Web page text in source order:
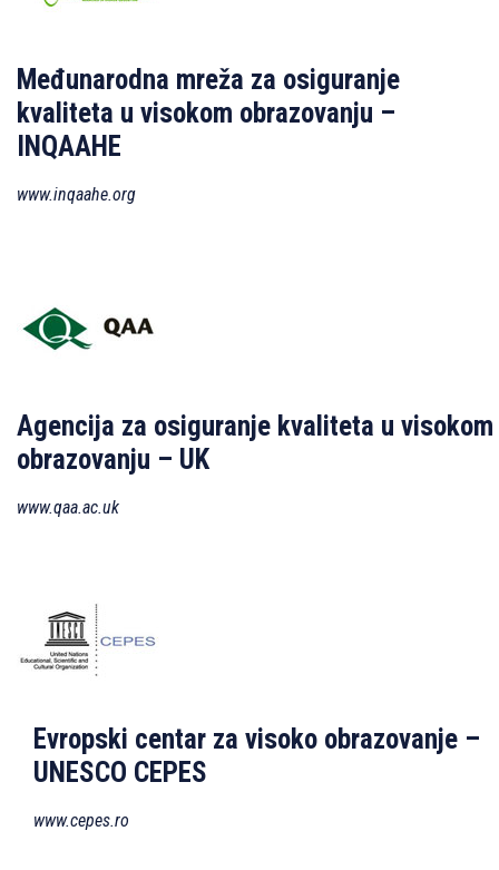
Međunarodna mreža za osiguranje
kvaliteta u visokom obrazovanju –
INQAAHE
www.inqaahe.org
Agencija za osiguranje kvaliteta u visokom
obrazovanju – UK
www.qaa.ac.uk
Evropski centar za visoko obrazovanje –
UNESCO CEPES
www.cepes.ro